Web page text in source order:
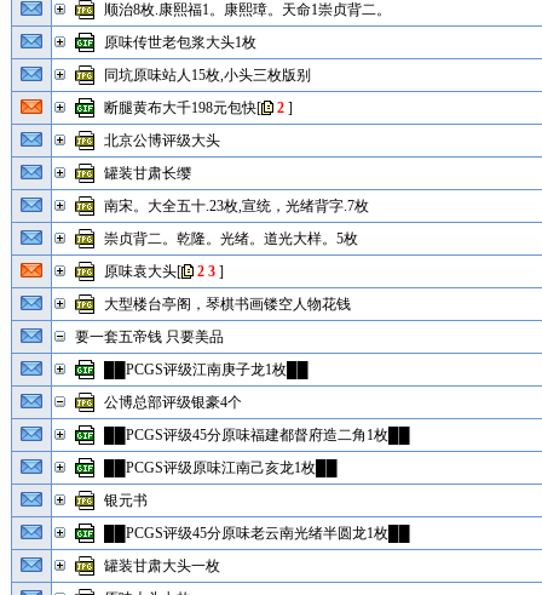
顺治8枚.康熙福1。康熙璋。天命1崇贞背二。
原味传世老包浆大头1枚
同坑原味站人15枚,小头三枚版别
断腿黄布大千198元包快[ 2]
北京公博评级大头
罐装甘肃长缨
南宋。大全五十.23枚,宣统，光绪背字.7枚
崇贞背二。乾隆。光绪。道光大样。5枚
原味袁大头[ 2 3]
大型楼台亭阁，琴棋书画镂空人物花钱
要一套五帝钱 只要美品
██PCGS评级江南庚子龙1枚██
公博总部评级银豪4个
██PCGS评级45分原味福建都督府造二角1枚██
██PCGS评级原味江南己亥龙1枚██
银元书
██PCGS评级45分原味老云南光绪半圆龙1枚██
罐装甘肃大头一枚